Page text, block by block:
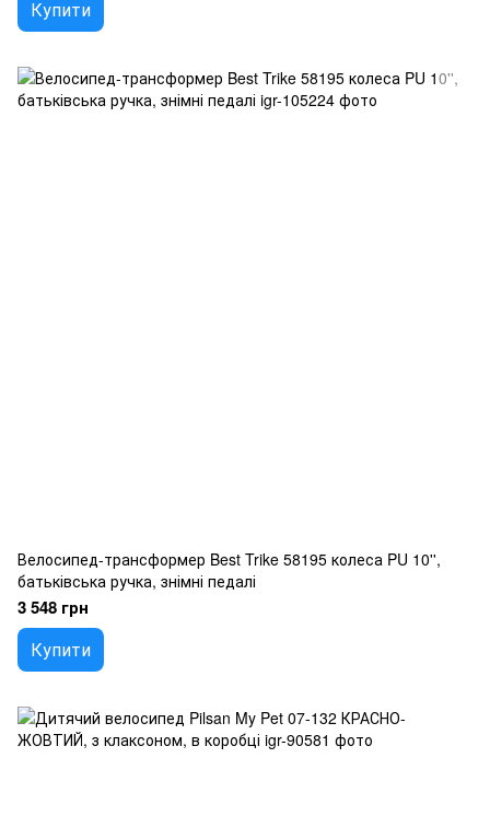
Купити
Велосипед-трансформер Best Trike 58195 колеса PU 10'',
батьківська ручка, знімні педалі
3 548 грн
Купити